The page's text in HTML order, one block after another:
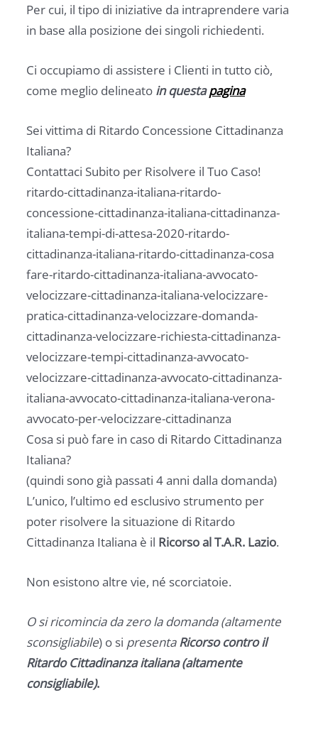
Per cui, il tipo di iniziative da intraprendere varia
in base alla posizione dei singoli richiedenti.
Ci occupiamo di assistere i Clienti in tutto ciò,
come meglio delineato in questapagina
Sei vittima di Ritardo Concessione Cittadinanza
Italiana?
Contattaci Subito per Risolvere il Tuo Caso!
ritardo-cittadinanza-italiana-ritardo-
concessione-cittadinanza-italiana-cittadinanza-
italiana-tempi-di-attesa-2020-ritardo-
cittadinanza-italiana-ritardo-cittadinanza-cosa
fare-ritardo-cittadinanza-italiana-avvocato-
velocizzare-cittadinanza-italiana-velocizzare-
pratica-cittadinanza-velocizzare-domanda-
cittadinanza-velocizzare-richiesta-cittadinanza-
velocizzare-tempi-cittadinanza-avvocato-
velocizzare-cittadinanza-avvocato-cittadinanza-
italiana-avvocato-cittadinanza-italiana-verona-
avvocato-per-velocizzare-cittadinanza
Cosa si può fare in caso di Ritardo Cittadinanza
Italiana?
(quindi sono già passati 4 anni dalla domanda)
L’unico, l’ultimo ed esclusivo strumento per
poter risolvere la situazione di Ritardo
Cittadinanza Italiana è il Ricorso al T.A.R. Lazio.
Non esistono altre vie, né scorciatoie.
O si ricomincia da zero la domanda (altamente
sconsigliabile) o si presentaRicorso contro il
Ritardo Cittadinanza italiana (altamente
consigliabile).